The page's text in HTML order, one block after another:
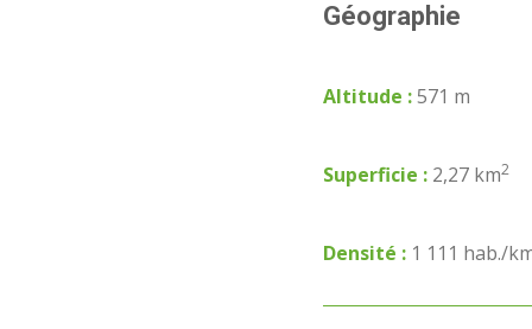
Géographie
Altitude :571 m
Superficie : 2,27 km2
Densité : 1 111 hab./